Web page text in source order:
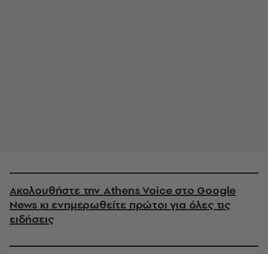
Ακολουθήστε την Athens Voice στο Google
News κι ενημερωθείτε πρώτοι για όλες τις
ειδήσεις